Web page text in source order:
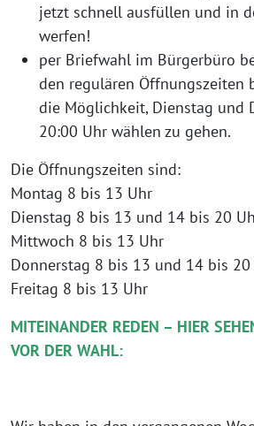
jetzt schnell ausfüllen und in
werfen!
per Briefwahl im Bürgerbüro
den regulären Öffnungszeiten
die Möglichkeit, Dienstag und
20:00 Uhr wählen zu gehen.
Die Öffnungszeiten sind:
Montag 8 bis 13 Uhr
Dienstag 8 bis 13 und 14 bis 20
Mittwoch 8 bis 13 Uhr
Donnerstag 8 bis 13 und 14 bis
Freitag 8 bis 13 Uhr
MITEINANDER REDEN – HIER
VOR DER WAHL: